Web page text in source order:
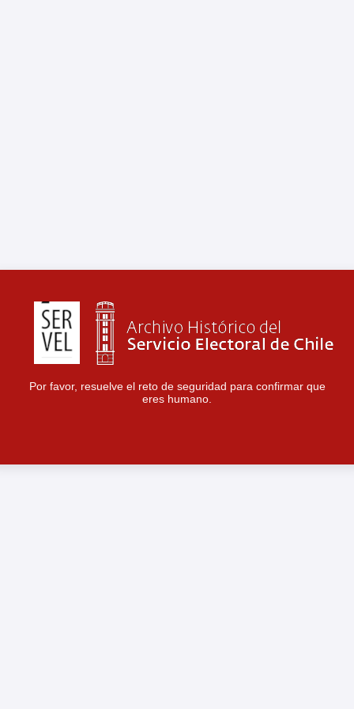
Por favor, resuelve el reto de seguridad para confirmar que
eres humano.